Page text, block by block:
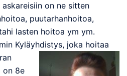
on ne sitten
puutarhanhoitoa,
lasten hoitoa ym ym.
Kyläyhdistys, joka hoitaa
on 8e